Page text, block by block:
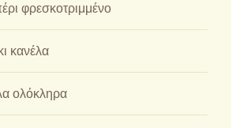
φρεσκοτριμμένο
κανέλα
ολόκληρα